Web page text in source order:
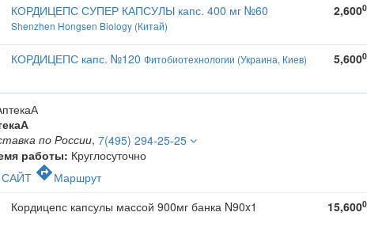
КОРДИЦЕПС СУПЕР КАПСУЛЫ капс. 400 мг №60
Shenzhen Hongsen Biology (Китай)
2,600
КОРДИЦЕПС капс. №120 Фитобиотехнологии (Украина, Киев) 5,600
по России, 7(495) 294-25-25
работы: Круглосуточно
САЙТ directionsМаршрут
Кордицепс капсулы массой 900мг банка N90x1
15,600